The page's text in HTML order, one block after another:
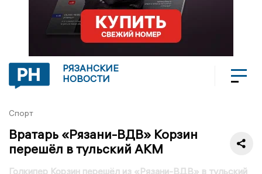
РЯЗАНСКИЕ
НОВОСТИ
Спорт
Вратарь «Рязани-ВДВ» Корзин
перешёл в тульский АКМ
Голкипер Корзин перешёл из «Рязани-ВДВ» в тульский